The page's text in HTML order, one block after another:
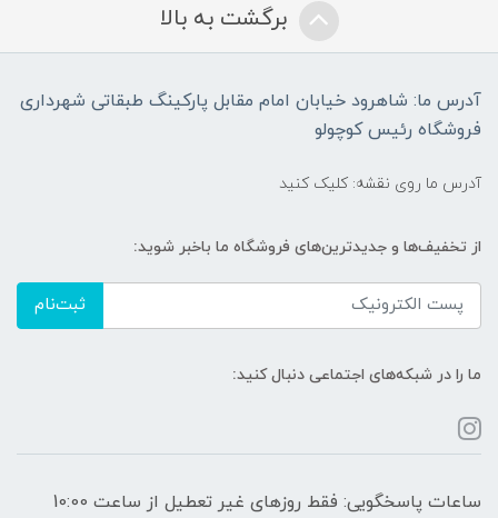
برگشت به بالا
آدرس ما: شاهرود خیابان امام مقابل پارکینگ طبقاتی شهرداری
فروشگاه رئیس کوچولو
آدرس ما روی نقشه: کلیک کنید
از تخفیف‌ها و جدیدترین‌های فروشگاه ما باخبر شوید:
ثبت‌نام
ما را در شبکه‌های اجتماعی دنبال کنید:
ساعات پاسخگویی: فقط روزهای غیر تعطیل از ساعت 10:00